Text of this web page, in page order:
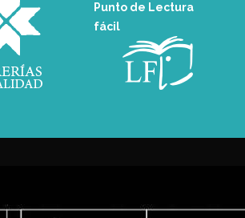
Punto de Lectura
fácil